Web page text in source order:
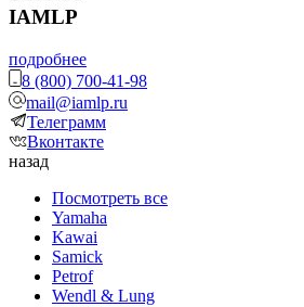
IAMLP
подробнее
8 (800) 700-41-98
mail@iamlp.ru
Телеграмм
Вконтакте
назад
Посмотреть все
Yamaha
Kawai
Samick
Petrof
Wendl & Lung